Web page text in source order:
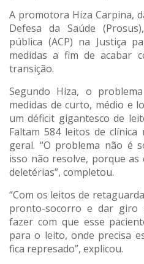
A promotora Hiza Carpina,
Defesa da Saúde
pública (ACP) na Justiça
medidas a fim de acabar
transição.
Segundo Hiza, o
medidas de curto, médio e
um déficit gigantesco de
Faltam 584 leitos de clínica
geral. “O problema não é
isso não resolve, porque as
deletérias”, completou.
“Com os leitos de
pronto-socorro e dar giro
fazer com que esse
para o leito, onde precisa
fica represado”, explicou.